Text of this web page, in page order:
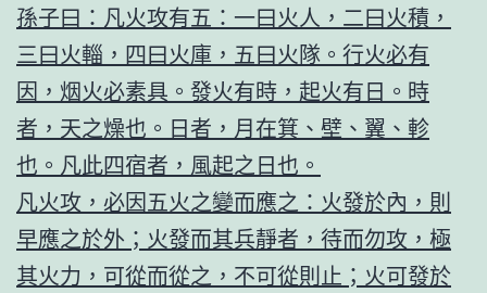
孫子曰：凡火攻有五：一曰火人，二曰火積，
三曰火輜，四曰火庫，五曰火隊。行火必有
因，烟火必素具。發火有時，起火有日。時
者，天之燥也。日者，月在箕、壁、翼、軫
也。凡此四宿者，風起之日也。
凡火攻，必因五火之變而應之：火發於內，則
早應之於外；火發而其兵靜者，待而勿攻，極
其火力，可從而從之，不可從則止；火可發於